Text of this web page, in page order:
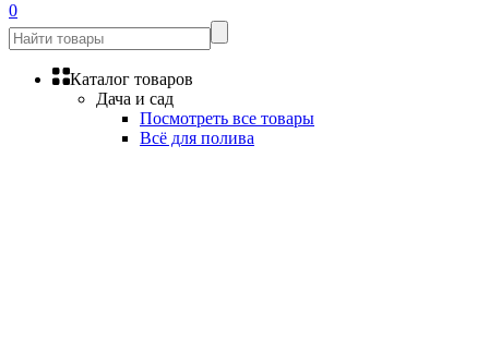
0
Каталог товаров
Дача и сад
Посмотреть все товары
Всё для полива